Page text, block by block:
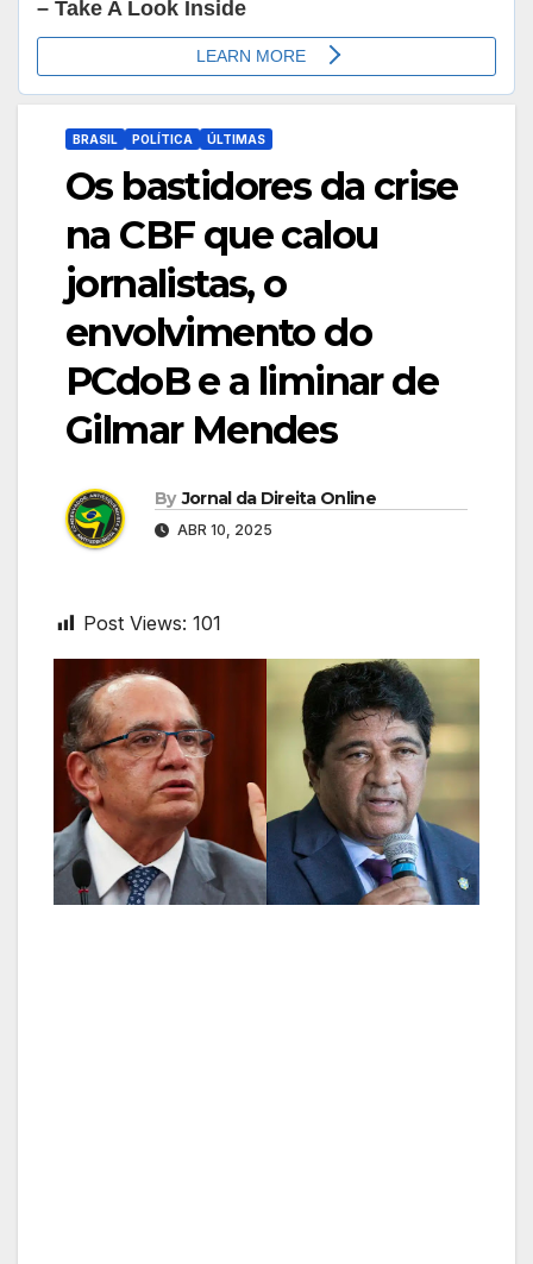
BRASIL POLÍTICA ÚLTIMAS
Os bastidores da crise
na CBF que calou
jornalistas, o
envolvimento do
PCdoB e a liminar de
Gilmar Mendes
By Jornal da Direita Online
ABR 10, 2025
Post Views: 101